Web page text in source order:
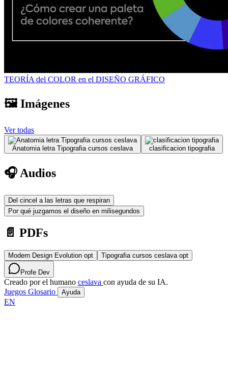
TEORÍA del COLOR en el DISEÑO GRÁFICO
🖼️ Imágenes
Ver todas
Anatomia letra Tipografia cursos ceslava clasificacion tipografia
🎧 Audios
Del cincel a las letras que respiran
Por qué juzgamos el diseño en milisegundos
📄 PDFs
Modern Design Evolution opt Tipografia cursos ceslava opt
Profe Dev
Creado por el humano ceslava con ayuda de su IA.
Juegos Glosario Ayuda
EN